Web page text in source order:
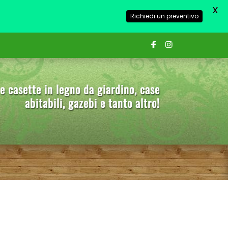
casette in legno da giardino, case
abitabili, gazebi e tanto altro!
Richiedi un preventivo X